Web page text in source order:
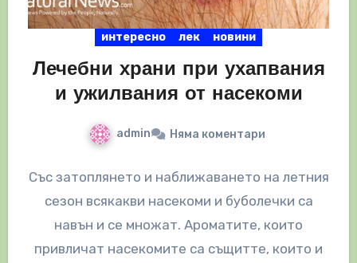
интересно лек новини
Лечебни храни при ухапвания
и ужилвания от насекоми
admin Няма коментари
Със затоплянето и наближаването на летния
сезон всякакви насекоми и буболечки са
навън и се множат. Ароматите, които
привличат насекомите са същитте, които и